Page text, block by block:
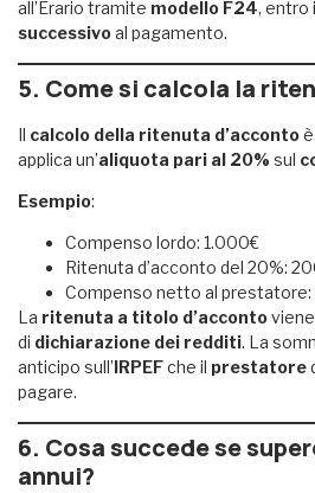
all’Erario tramite modello F24, entro
successivoal pagamento.
5. Come si calcola la
Il calcolo della ritenuta d’acconto
applica un’aliquota pari al 20% sul
Esempio:
Compenso lordo: 1.000€
Ritenuta d’acconto del 20%:
Compenso netto al
La ritenuta a titolo d’acconto
di dichiarazione dei redditi. La
anticipo sull’IRPEFche il prestatore
pagare.
6. Cosa succede se
annui?